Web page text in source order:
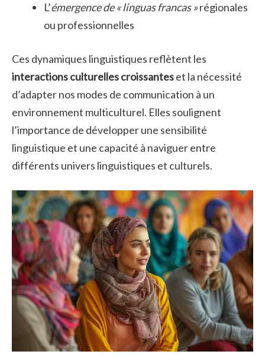
L’émergence de « linguas francas »régionales
ou professionnelles
Ces dynamiques linguistiques reflètent les
interactions culturelles croissanteset la nécessité
d’adapter nos modes de communication à un
environnement multiculturel. Elles soulignent
l’importance de développer une sensibilité
linguistique et une capacité à naviguer entre
différents univers linguistiques et culturels.